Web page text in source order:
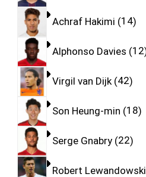
Achraf Hakimi 14
Alphonso Davies 12
Virgil van Dijk 42
Son Heung-min 18
Serge Gnabry 22
Robert Lewandowski